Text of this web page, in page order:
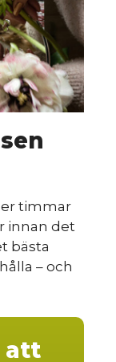
timmar
innan det
bästa
– och
att